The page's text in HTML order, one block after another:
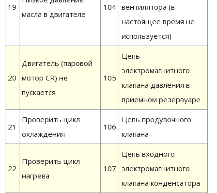
19
масла в двигателе
104 вентилятора (в
настоящее время не
используется)
20
Двигатель (паровой
мотор CR) не
пускается
105
Цепь
электромагнитного
клапана давления в
приемном резервуаре
21
Проверить цикл
охлаждения
106
Цепь продувочного
клапана
22
Проверить цикл
нагрева
107
Цепь входного
электромагнитного
клапана конденсатора